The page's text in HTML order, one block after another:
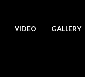
VIDEO GALLERY